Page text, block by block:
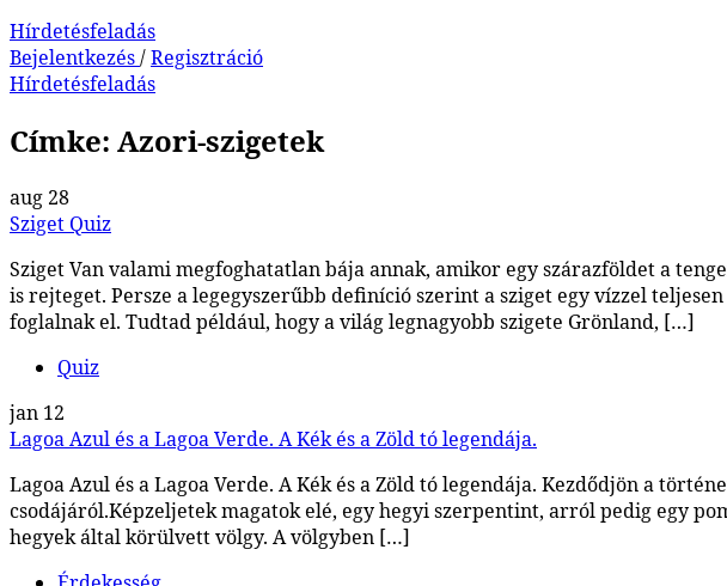
Hírdetésfeladás
Bejelentkezés/Regisztráció
Hírdetésfeladás
Címke: Azori-szigetek
aug 28
Sziget Quiz
Sziget Van valami megfoghatatlan bája annak, amikor egy szárazföldet a
is rejteget. Persze a legegyszerűbb definíció szerint a sziget egy vízzel
foglalnak el. Tudtad például, hogy a világ legnagyobb szigete Grönland, […]
Quiz
jan 12
Lagoa Azul és a Lagoa Verde. A Kék és a Zöld tó legendája.
Lagoa Azul és a Lagoa Verde. A Kék és a Zöld tó legendája. Kezdődjön a
csodájáról.Képzeljetek magatok elé, egy hegyi szerpentint, arról pedig egy
hegyek által körülvett völgy. A völgyben […]